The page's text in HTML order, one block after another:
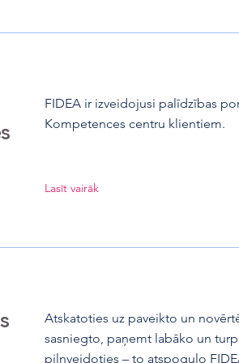
FIDEA ir izveidojusi palīdzības
Kompetences centru klientiem.
Lasīt vairāk
Atskatoties uz paveikto un
sasniegto, paņemt labāko un
pilnveidoties – to atspoguļo